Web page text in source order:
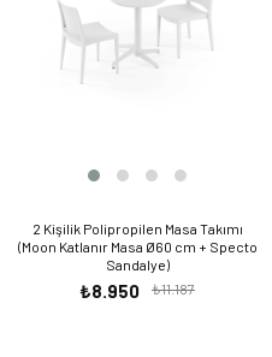
2 Kişilik Polipropilen Masa Takımı
(Moon Katlanır Masa Ø60 cm + Specto
Sandalye)
₺8.950 ₺11.187